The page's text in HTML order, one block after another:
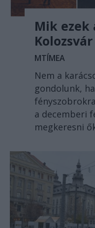
Mik ezek
MTÍMEA
Nem a
gondolunk,
a decemberi
megkeresni